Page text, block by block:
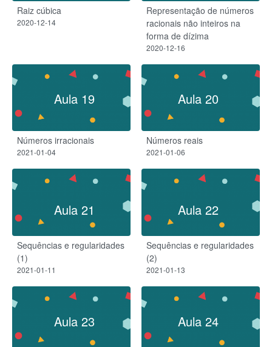
Raiz cúbica
2020-12-14
Representação de números
racionais não inteiros na
forma de dízima
2020-12-16
Aula 19
Números irracionais
2021-01-04
Aula 20
Números reais
2021-01-06
Aula 21
Sequências e regularidades
(1)
2021-01-11
Aula 22
Sequências e regularidades
(2)
2021-01-13
Aula 23 Aula 24